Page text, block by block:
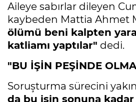
Aileye sabırlar dileyen
kaybeden Mattia Ahmet
ölümü beni kalpten
katliamı yaptılar" dedi.
"BU İŞİN PEŞİNDE
Soruşturma sürecini
da bu işin sonuna